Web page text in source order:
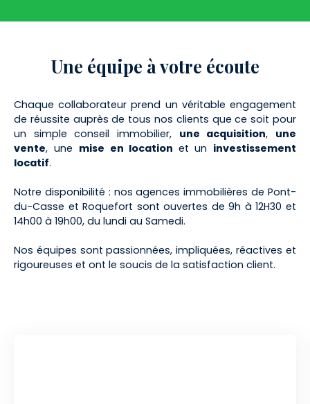
Une équipe à votre écoute
Chaque collaborateur prend un véritable engagement
de réussite auprès de tous nos clients que ce soit pour
un simple conseil immobilier, une acquisition, une
vente, une mise en locationet un investissement
locatif.
Notre disponibilité : nos agences immobilières de Pont-
du-Casse et Roquefort sont ouvertes de 9h à 12H30 et
14h00 à 19h00, du lundi au Samedi.
Nos équipes sont passionnées, impliquées, réactives et
rigoureuses et ont le soucis de la satisfaction client.